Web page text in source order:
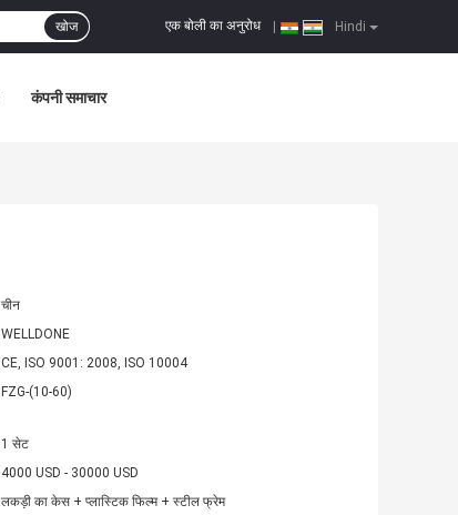
Hindi
एक बोली का अनुरोध
खोज
कंपनी समाचार
चीन
WELLDONE
CE, ISO 9001: 2008, ISO 10004
FZG-(10-60)
1 सेट
4000 USD - 30000 USD
लकड़ी का केस + प्लास्टिक फिल्म + स्टील फ्रेम